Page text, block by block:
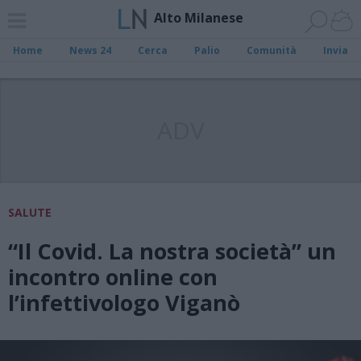
Alto Milanese
Home News 24 Cerca Palio Comunità Invia
SALUTE
“Il Covid. La nostra società” un
incontro online con
l’infettivologo Viganò